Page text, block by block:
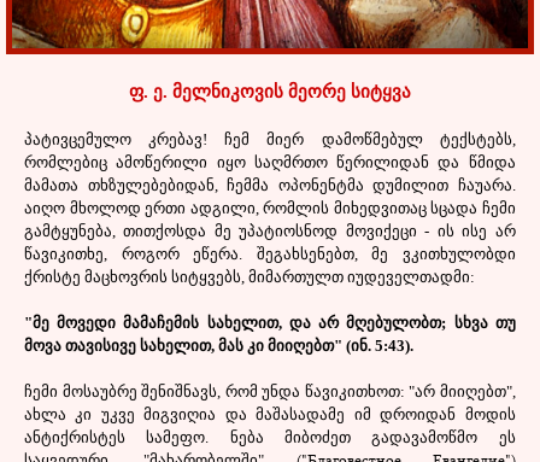
ფ. ე. მელნიკოვის მეორე სიტყვა
პატივცემულო კრებავ! ჩემ მიერ დამოწმებულ ტექსტებს,
რომლებიც ამოწერილი იყო საღმრთო წერილიდან და წმიდა
მამათა თხზულებებიდან, ჩემმა ოპონენტმა დუმილით ჩაუარა.
აიღო მხოლოდ ერთი ადგილი, რომლის მიხედვითაც სცადა ჩემი
გამტყუნება, თითქოსდა მე უპატიოსნოდ მოვიქეცი - ის ისე არ
წავიკითხე, როგორ ეწერა. შეგახსენებთ, მე ვკითხულობდი
ქრისტე მაცხოვრის სიტყვებს, მიმართულთ იუდეველთადმი:
"მე მოვედი მამაჩემის სახელით, და არ მღებულობთ; სხვა თუ
მოვა თავისივე სახელით, მას კი მიიღებთ" (ინ. 5:43).
ჩემი მოსაუბრე შენიშნავს, რომ უნდა წავიკითხოთ: "არ მიიღებთ",
ახლა კი უკვე მიგვიღია და მაშასადამე იმ დროიდან მოდის
ანტიქრისტეს სამეფო. ნება მიბოძეთ გადავამოწმო ეს